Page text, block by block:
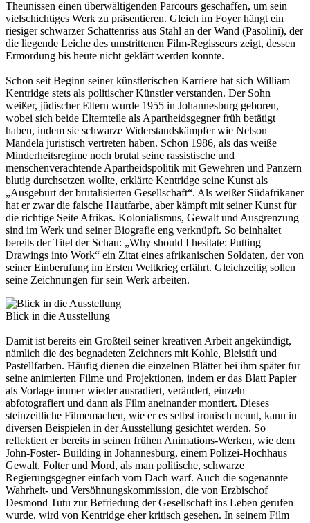
Theunissen einen überwältigenden Parcours geschaffen, um sein
vielschichtiges Werk zu präsentieren. Gleich im Foyer hängt ein
riesiger schwarzer Schattenriss aus Stahl an der Wand (Pasolini), der
die liegende Leiche des umstrittenen Film-Regisseurs zeigt, dessen
Ermordung bis heute nicht geklärt werden konnte.
Schon seit Beginn seiner künstlerischen Karriere hat sich William
Kentridge stets als politischer Künstler verstanden. Der Sohn
weißer, jüdischer Eltern wurde 1955 in Johannesburg geboren,
wobei sich beide Elternteile als Apartheidsgegner früh betätigt
haben, indem sie schwarze Widerstandskämpfer wie Nelson
Mandela juristisch vertreten haben. Schon 1986, als das weiße
Minderheitsregime noch brutal seine rassistische und
menschenverachtende Apartheidspolitik mit Gewehren und Panzern
blutig durchsetzen wollte, erklärte Kentridge seine Kunst als
„Ausgeburt der brutalisierten Gesellschaft“. Als weißer Südafrikaner
hat er zwar die falsche Hautfarbe, aber kämpft mit seiner Kunst für
die richtige Seite Afrikas. Kolonialismus, Gewalt und Ausgrenzung
sind im Werk und seiner Biografie eng verknüpft. So beinhaltet
bereits der Titel der Schau: „Why should I hesitate: Putting
Drawings into Work“ ein Zitat eines afrikanischen Soldaten, der von
seiner Einberufung im Ersten Weltkrieg erfährt. Gleichzeitig sollen
seine Zeichnungen für sein Werk arbeiten.
Blick in die Ausstellung
Damit ist bereits ein Großteil seiner kreativen Arbeit angekündigt,
nämlich die des begnadeten Zeichners mit Kohle, Bleistift und
Pastellfarben. Häufig dienen die einzelnen Blätter bei ihm später für
seine animierten Filme und Projektionen, indem er das Blatt Papier
als Vorlage immer wieder ausradiert, verändert, einzeln
abfotografiert und dann als Film aneinander montiert. Dieses
steinzeitliche Filmemachen, wie er es selbst ironisch nennt, kann in
diversen Beispielen in der Ausstellung gesichtet werden. So
reflektiert er bereits in seinen frühen Animations-Werken, wie dem
John-Foster- Building in Johannesburg, einem Polizei-Hochhaus
Gewalt, Folter und Mord, als man politische, schwarze
Regierungsgegner einfach vom Dach warf. Auch die sogenannte
Wahrheit- und Versöhnungskommission, die von Erzbischof
Desmond Tutu zur Befriedung der Gesellschaft ins Leben gerufen
wurde, wird von Kentridge eher kritisch gesehen. In seinem Film